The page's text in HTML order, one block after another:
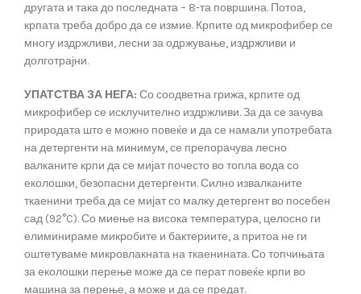
другата и така до последната – 8-та површина. Потоа,
крпата треба добро да се измие. Крпите од микрофибер се
многу издржливи, лесни за одржување, издржливи и
долготрајни.
УПАТСТВА ЗА НЕГА: Со соодветна грижа, крпите од
микрофибер се исклучително издржливи. За да се зачува
природата што е можно повеќе и да се намали употребата
на детергенти на минимум, се препорачува лесно
валканите крпи да се мијат почесто во топла вода со
еколошки, безопасни детергенти. Силно извалканите
ткаенини треба да се мијат со малку детергент во посебен
сад (92°C). Со миење на висока температура, целосно ги
елиминираме микробите и бактериите, а притоа не ги
оштетуваме микровлакната на ткаенината. Со топчињата
за еколошки перење може да се перат повеќе крпи во
машина за перење, а може и да се предат.